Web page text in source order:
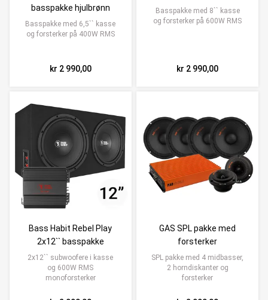
basspakke hjulbrønn
Basspakke med 6,5`` kasse
og forsterker på 400W RMS
kr 2 990,00
Basspakke med 8`` kasse
og forsterker på 600W RMS
kr 2 990,00
Bass Habit Rebel Play
2x12`` basspakke
2x12`` subwoofere i kasse
og 600W RMS
monoforsterker
GAS SPL pakke med
forsterker
SPL pakke med 4 midbasser,
2 horndiskanter og
forsterker